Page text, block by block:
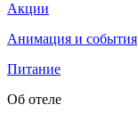
Акции
Анимация и события
Питание
Об отеле